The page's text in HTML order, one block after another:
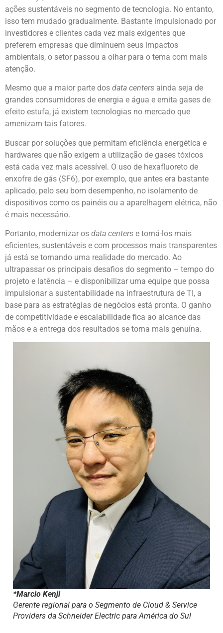
ações sustentáveis no segmento de tecnologia. No entanto,
isso tem mudado gradualmente. Bastante impulsionado por
investidores e clientes cada vez mais exigentes que
preferem empresas que diminuem seus impactos
ambientais, o setor passou a olhar para o tema com mais
atenção.
Mesmo que a maior parte dos data centers ainda seja de
grandes consumidores de energia e água e emita gases de
efeito estufa, já existem tecnologias no mercado que
amenizam tais fatores.
Buscar por soluções que permitam eficiência energética e
hardwares que não exigem a utilização de gases tóxicos
está cada vez mais acessível. O uso de hexafluoreto de
enxofre de gás (SF6), por exemplo, que antes era bastante
aplicado, pelo seu bom desempenho, no isolamento de
dispositivos como os painéis ou a aparelhagem elétrica, não
é mais necessário.
Portanto, modernizar os data centers e torná-los mais
eficientes, sustentáveis e com processos mais transparentes
já está se tornando uma realidade do mercado. Ao
ultrapassar os principais desafios do segmento – tempo do
projeto e latência – e disponibilizar uma equipe que possa
impulsionar a sustentabilidade na infraestrutura de TI, a
base para as estratégias de negócios está pronta. O ganho
de competitividade e escalabilidade fica ao alcance das
mãos e a entrega dos resultados se torna mais genuína.
*Marcio Kenji
Gerente regional para o Segmento de Cloud & Service
Providers da Schneider Electric para América do Sul